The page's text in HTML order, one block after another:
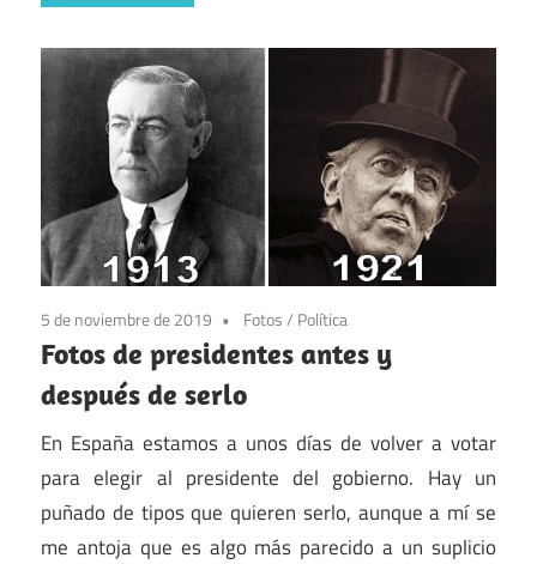
5 de noviembre de 2019 Fotos/ Política
Fotos de presidentes antes y
después de serlo
En España estamos a unos días de volver a votar
para elegir al presidente del gobierno. Hay un
puñado de tipos que quieren serlo, aunque a mí se
me antoja que es algo más parecido a un suplicio